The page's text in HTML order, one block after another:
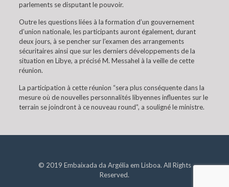
parlements se disputant le pouvoir.
Outre les questions liées à la formation d’un gouvernement
d’union nationale, les participants auront également, durant
deux jours, à se pencher sur l’examen des arrangements
sécuritaires ainsi que sur les derniers développements de la
situation en Libye, a précisé M. Messahel à la veille de cette
réunion.
La participation à cette réunion “sera plus conséquente dans la
mesure où de nouvelles personnalités libyennes influentes sur le
terrain se joindront à ce nouveau round”, a souligné le ministre.
© 2019 Embaixada da Argélia em Lisboa. All Rights
Reserved.